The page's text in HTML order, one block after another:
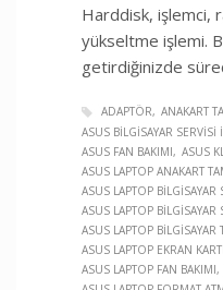
Harddisk, işlemci,
yükseltme işlemi.
getirdiğinizde
ADAPTÖR ANAKART
ASUS BILGISAYAR SERVISI
ASUS FAN BAKIMI
ASUS
ASUS LAPTOP ANAKART
ASUS LAPTOP BILGISAYAR
ASUS LAPTOP BILGISAYAR
ASUS LAPTOP BILGISAYAR
ASUS LAPTOP EKRAN KARTI
ASUS LAPTOP FAN BAKIMI